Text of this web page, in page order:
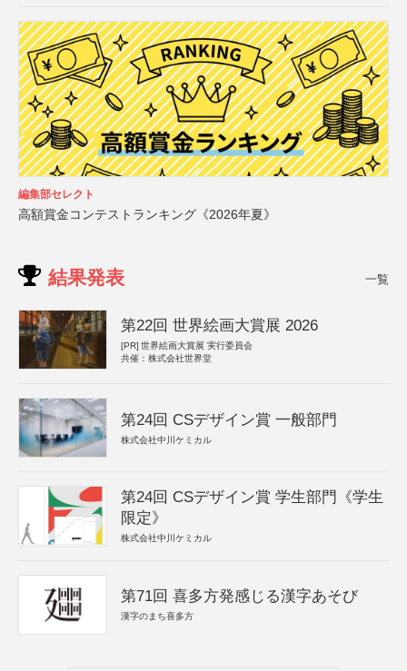
編集部セレクト
高額賞金コンテストランキング《2026年夏》
結果発表 一覧
第22回 世界絵画大賞展 2026
[PR] 世界絵画大賞展 実行委員会
共催：株式会社世界堂
第24回 CSデザイン賞 一般部門
株式会社中川ケミカル
第24回 CSデザイン賞 学生部門《学生
限定》
株式会社中川ケミカル
第71回 喜多方発感じる漢字あそび
漢字のまち喜多方